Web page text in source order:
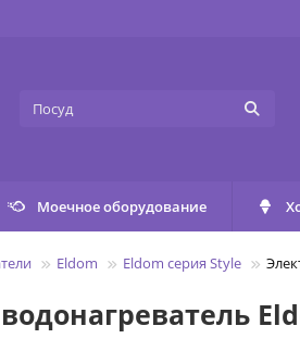
Моечное оборудование
Eldom Eldom серия Style